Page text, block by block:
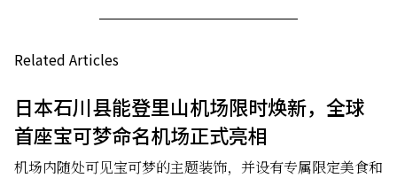
Related Articles
日本石川县能登里山机场限时焕新，全球
首座宝可梦命名机场正式亮相
机场内随处可见宝可梦的主题装饰，并设有专属限定美食和